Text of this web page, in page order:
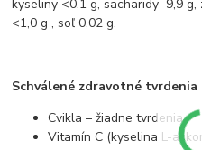
kyseliny <0,1 g, sacharidy 9,9
<1,0 g , soľ 0,02 g.
Schválené zdravotné
Cvikla – žiadne tvrdenia
Vitamín C (kyselina L-